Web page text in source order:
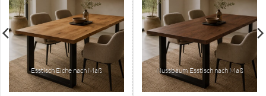
Esstisch Eiche nach Maß Nussbaum Esstisch nach Maß